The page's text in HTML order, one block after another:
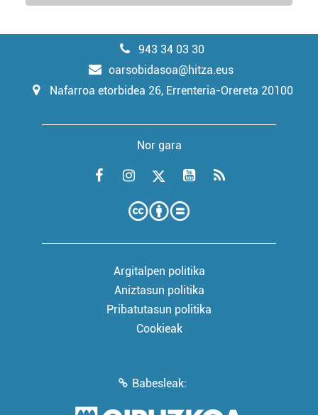
943 34 03 30
oarsobidasoa@hitza.eus
Nafarroa etorbidea 26, Errenteria-Orereta 20100
Nor gara
Argitalpen politika
Aniztasun politika
Pribatutasun politika
Cookieak
Babesleak: